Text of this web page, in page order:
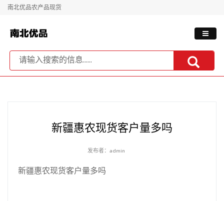
南北优品农产品现货
新疆惠农现货客户量多吗
发布者：admin
新疆惠农现货客户量多吗